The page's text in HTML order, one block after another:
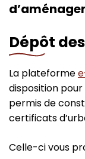
Dépôt
La plateforme
disposition
permis de
certificats
Celle-ci vous